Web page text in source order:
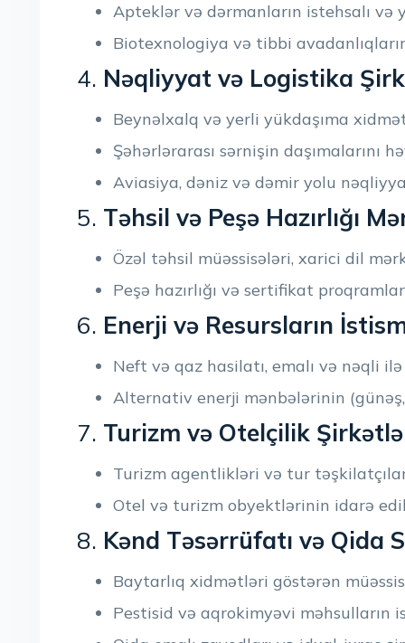
Apteklər və dərmanların istehsalı və
Biotexnologiya və tibbi
4. Nəqliyyat və Logistika
Beynəlxalq və yerli yükdaşıma
Şəhərlərarası sərnişin
Aviasiya, dəniz və dəmir yolu
5. Təhsil və Peşə Hazırlığı
Özəl təhsil müəssisələri, xarici dil
Peşə hazırlığı və sertifikat
6. Enerji və Resursların
Neft və qaz hasilatı, emalı və nəqli
Alternativ enerji mənbələrinin
7. Turizm və Otelçilik
Turizm agentlikləri və tur
Otel və turizm obyektlərinin idarə
8. Kənd Təsərrüfatı və Qida
Baytarlıq xidmətləri göstərən
Pestisid və aqrokimyəvi məhsulların